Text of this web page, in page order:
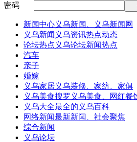
密码
新闻中心义乌新闻、义乌新闻网
义乌新闻 义乌资讯热点动态
论坛热点 义乌论坛新闻热点
汽车
亲子
婚嫁
义乌家居义乌装修、家纺、家俱
义乌美食搜罗义乌美食、网红餐
义乌大全最全的义乌百科
网络新闻最新新闻、社会聚焦
综合新闻
义乌论坛